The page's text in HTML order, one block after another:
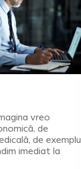
vreo
de
de exemplu
imediat la